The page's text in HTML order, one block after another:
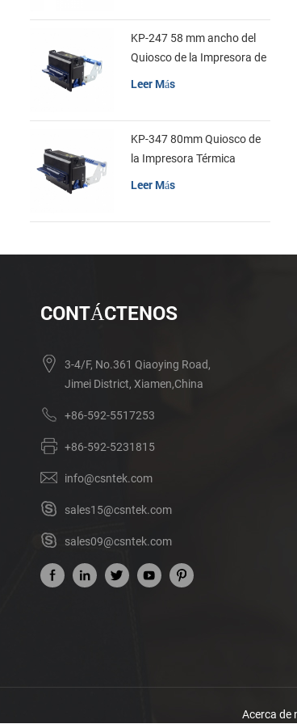
KP-247 58 mm ancho del
Quiosco de la Impresora de
Leer Más
KP-347 80mm Quiosco de
la Impresora Térmica
Leer Más
CONTÁCTENOS
3-4/F, No.361 Qiaoying Road,
Jimei District, Xiamen,China
+86-592-5517253
+86-592-5231815
info@csntek.com
sales15@csntek.com
sales09@csntek.com
Acerca de